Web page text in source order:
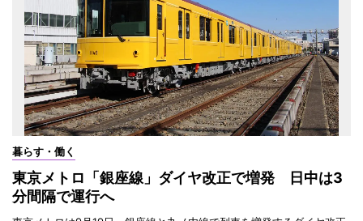
暮らす・働く
東京メトロ「銀座線」ダイヤ改正で増発 日中は3
分間隔で運行へ